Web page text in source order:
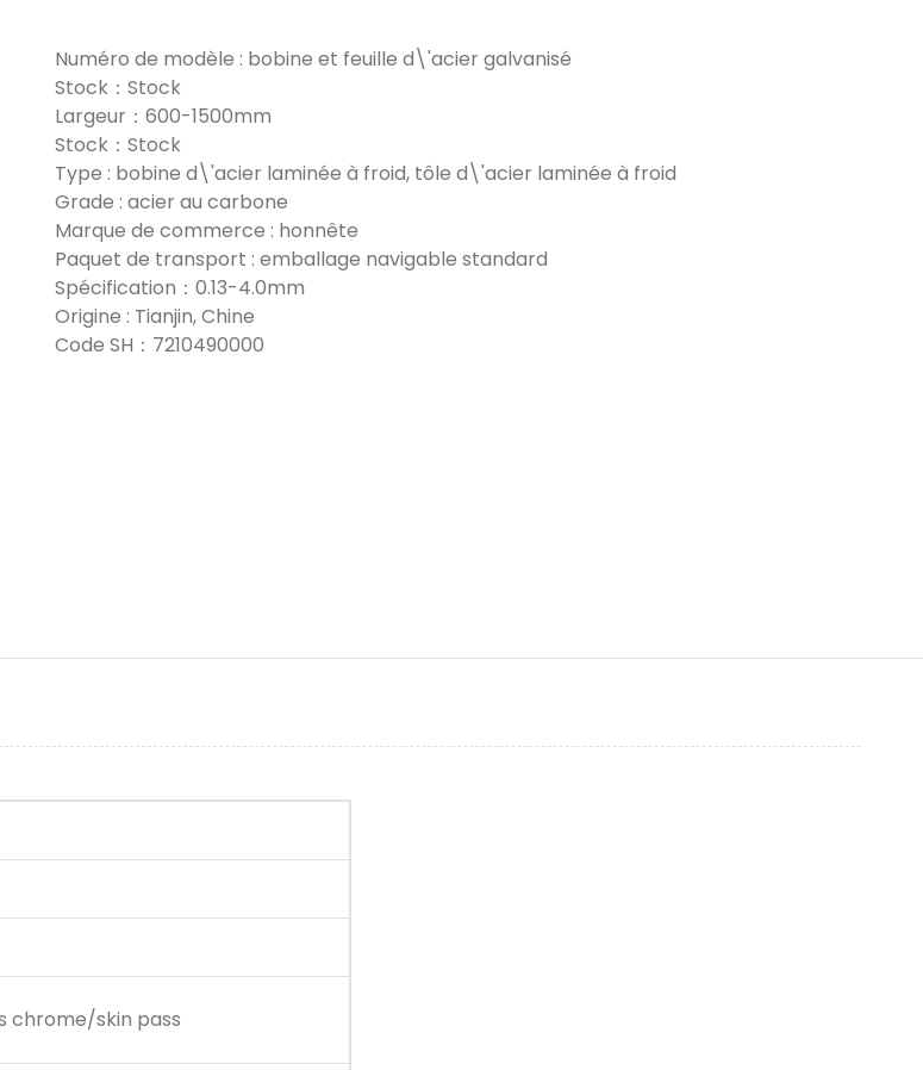
Numéro de modèle : bobine et feuille d\'acier galvanisé
Stock：Stock
Largeur：600-1500mm
Stock：Stock
Type : bobine d\'acier laminée à froid, tôle d\'acier laminée à froid
Grade : acier au carbone
Marque de commerce : honnête
Paquet de transport : emballage navigable standard
Spécification：0.13-4.0mm
Origine : Tianjin, Chine
Code SH：7210490000
chrome/skin pass